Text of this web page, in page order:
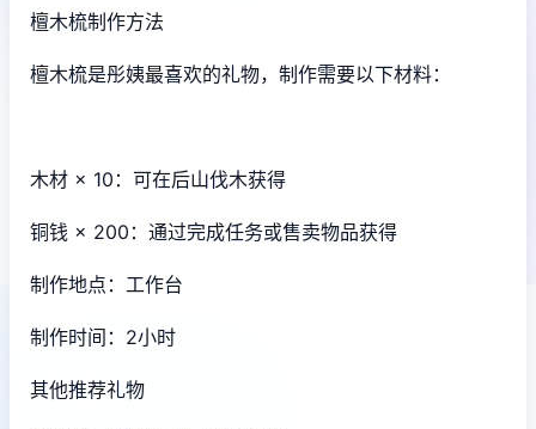
檀木梳制作方法
檀木梳是彤姨最喜欢的礼物，制作需要以下材料：
木材 × 10：可在后山伐木获得
铜钱 × 200：通过完成任务或售卖物品获得
制作地点：工作台
制作时间：2小时
其他推荐礼物